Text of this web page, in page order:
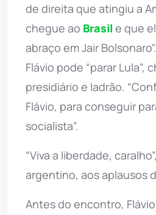
de direita que atingiu a
chegue ao Brasil e que
abraço em Jair
Flávio pode “parar Lula”,
presidiário e ladrão.
Flávio, para conseguir
socialista”.
“Viva a liberdade,
argentino, aos aplausos
Antes do encontro,